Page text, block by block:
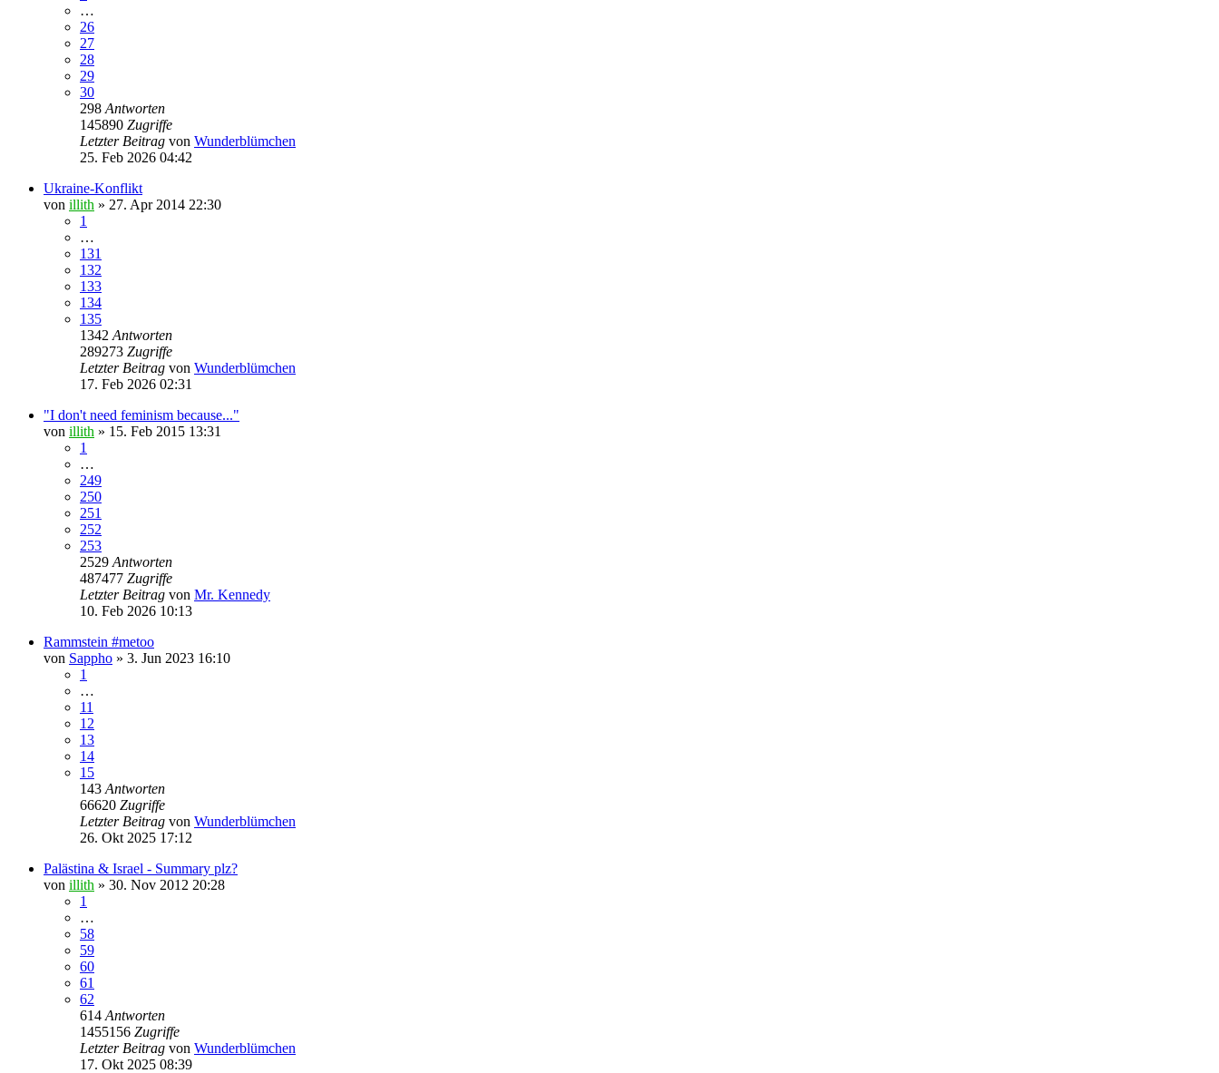
…
26
27
28
29
30
298 Antworten
145890 Zugriffe
Letzter Beitrag von Wunderblümchen
25. Feb 2026 04:42
Ukraine-Konflikt
von illith » 27. Apr 2014 22:30
1
…
131
132
133
134
135
1342 Antworten
289273 Zugriffe
Letzter Beitrag von Wunderblümchen
17. Feb 2026 02:31
"I don't need feminism because..."
von illith » 15. Feb 2015 13:31
1
…
249
250
251
252
253
2529 Antworten
487477 Zugriffe
Letzter Beitrag von Mr. Kennedy
10. Feb 2026 10:13
Rammstein #metoo
von Sappho » 3. Jun 2023 16:10
1
…
11
12
13
14
15
143 Antworten
66620 Zugriffe
Letzter Beitrag von Wunderblümchen
26. Okt 2025 17:12
Palästina & Israel - Summary plz?
von illith » 30. Nov 2012 20:28
1
…
58
59
60
61
62
614 Antworten
1455156 Zugriffe
Letzter Beitrag von Wunderblümchen
17. Okt 2025 08:39